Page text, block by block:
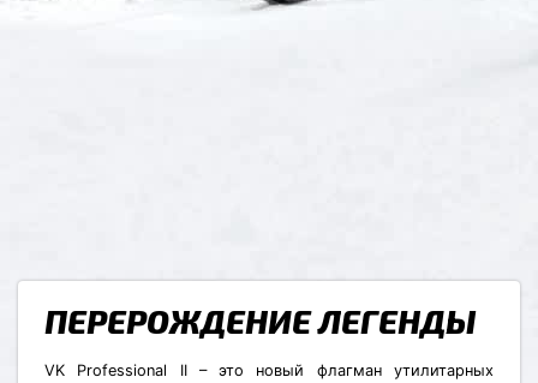
ПЕРЕРОЖДЕНИЕ ЛЕГЕНДЫ
VK Professional II – это новый флагман утилитарных